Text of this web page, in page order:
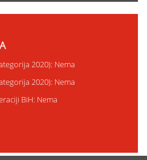
2020): Nema
2020): Nema
BiH: Nema